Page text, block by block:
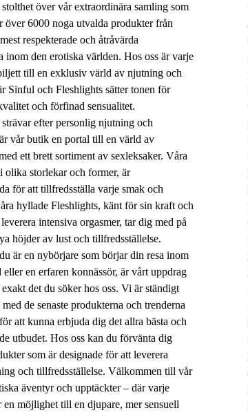
över vår extraordinära samling som
över 6000 noga utvalda produkter från
respekterade och åtråvärda
inom den erotiska världen. Hos oss är varje
till en exklusiv värld av njutning och
Sinful och Fleshlights sätter tonen för
och förfinad sensualitet.
efter personlig njutning och
vår butik en portal till en värld av
ett brett sortiment av sexleksaker. Våra
olika storlekar och former, är
för att tillfredsställa varje smak och
hyllade Fleshlights, känt för sin kraft och
intensiva orgasmer, tar dig med på
höjder av lust och tillfredsställelse.
är en nybörjare som börjar din resa inom
eller en erfaren konnässör, är vårt uppdrag
det du söker hos oss. Vi är ständigt
de senaste produkterna och trenderna
att kunna erbjuda dig det allra bästa och
utbudet. Hos oss kan du förvänta dig
som är designade för att leverera
och tillfredsställelse. Välkommen till vår
äventyr och upptäckter – där varje
möjlighet till en djupare, mer sensuell